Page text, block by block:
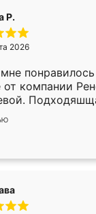
Р.
2026
понравилось
компании
моему эскизу